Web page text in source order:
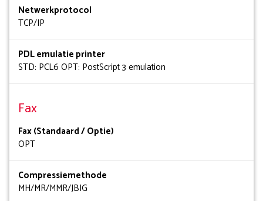
Netwerkprotocol
TCP/IP
PDL emulatie printer
STD: PCL6 OPT: PostScript 3 emulation
Fax
Fax (Standaard / Optie)
OPT
Compressiemethode
MH/MR/MMR/JBIG